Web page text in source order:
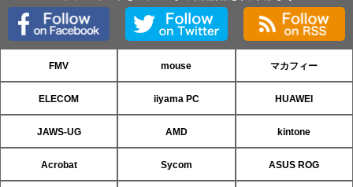
FMV mouse マカフィー
ELECOM iiyama PC HUAWEI
JAWS-UG AMD kintone
Acrobat Sycom ASUS ROG